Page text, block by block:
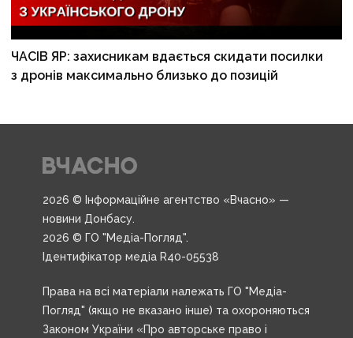
ЧАСІВ ЯР: захисникам вдається скидати посилки
з дронів максимально близько до позицій
2026 © Інформаційне агентство «Вчасно» —
новини Донбасу.
2026 © ГО "Медіа-Погляд".
Ідентифікатор медіа R40-05538
Права на всі матеріали належать ГО "Медіа-
Погляд" (якщо не вказано інше) та охороняються
Законом України «Про авторське право і